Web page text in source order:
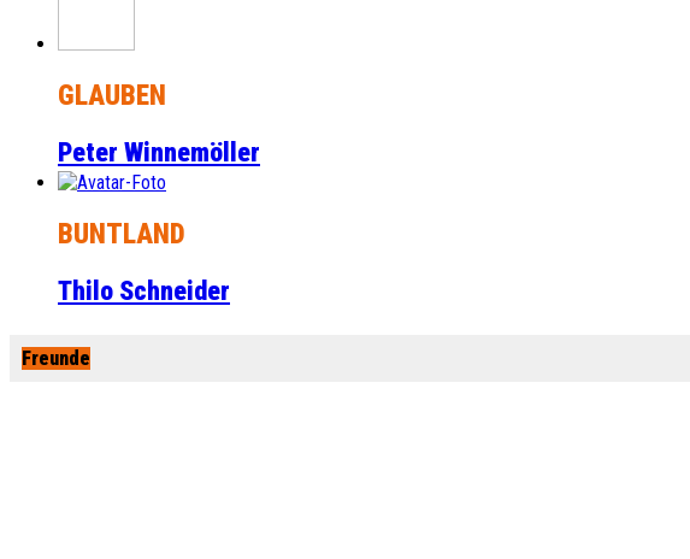
GLAUBEN
Peter Winnemöller
BUNTLAND
Thilo Schneider
Freunde